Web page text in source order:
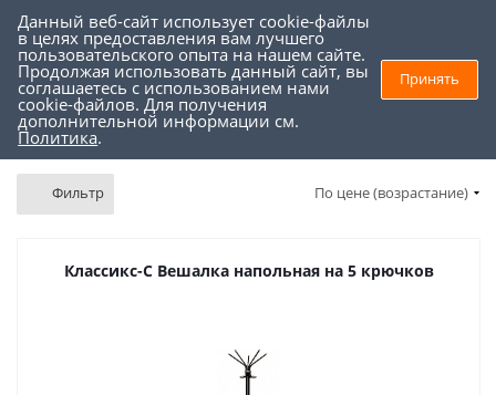
Торговое оборудование - Вешала и стойки - Вешалки напольные
Вешалки напольные
Фильтр По цене (возрастание)
Классикс-С Вешалка напольная на 5 крючков
Данный веб-сайт использует cookie-файлы
в целях предоставления вам лучшего
пользовательского опыта на нашем сайте.
Продолжая использовать данный сайт, вы
соглашаетесь с использованием нами
cookie-файлов. Для получения
дополнительной информации см.
Политика.
Принять